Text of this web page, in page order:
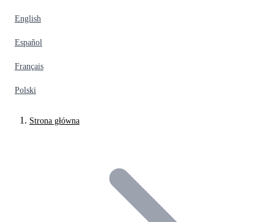
English
Español
Français
Polski
Strona główna